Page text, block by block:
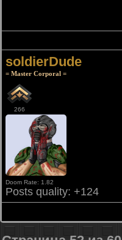
soldierDude
= Master Corporal =
266
Doom Rate: 1.82
Posts quality: +124